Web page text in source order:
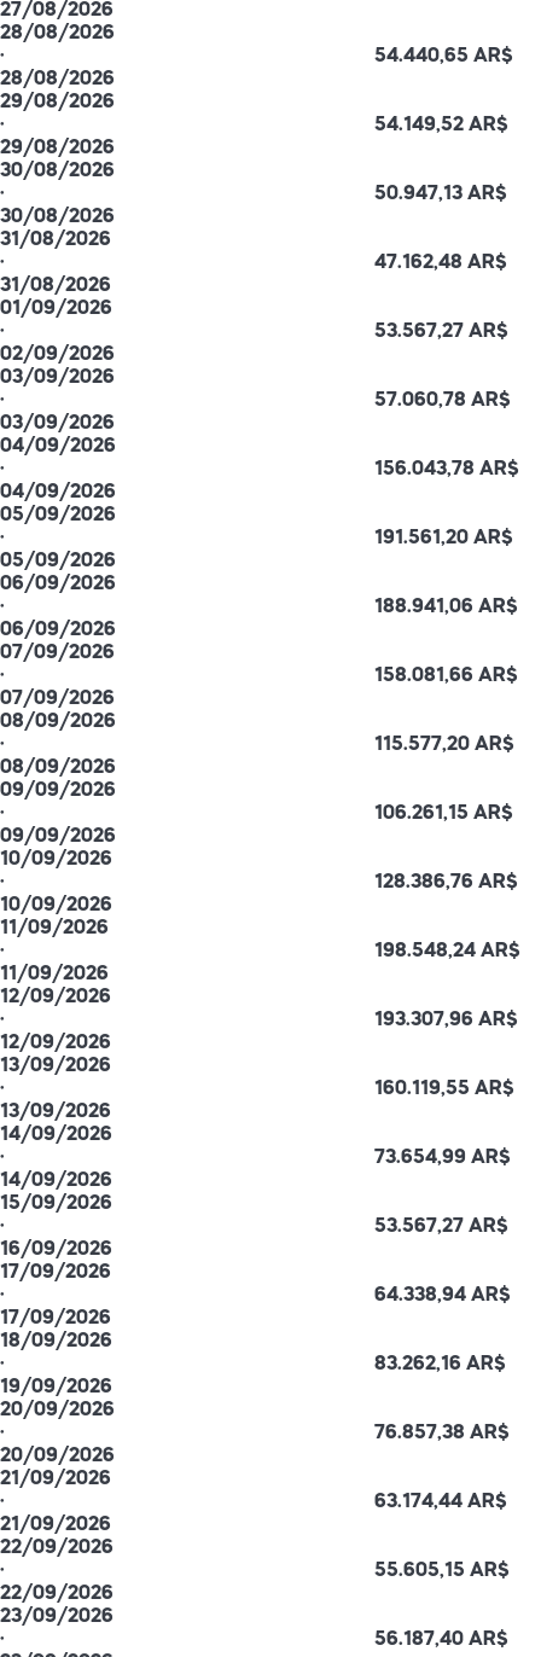
27/08/2026
28/08/2026
·
28/08/2026
54.440,65 AR$
29/08/2026
·
29/08/2026
54.149,52 AR$
30/08/2026
·
30/08/2026
50.947,13 AR$
31/08/2026
·
31/08/2026
47.162,48 AR$
01/09/2026
·
02/09/2026
53.567,27 AR$
03/09/2026
·
03/09/2026
57.060,78 AR$
04/09/2026
·
04/09/2026
156.043,78 AR$
05/09/2026
·
05/09/2026
191.561,20 AR$
06/09/2026
·
06/09/2026
188.941,06 AR$
07/09/2026
·
07/09/2026
158.081,66 AR$
08/09/2026
·
08/09/2026
115.577,20 AR$
09/09/2026
·
09/09/2026
106.261,15 AR$
10/09/2026
·
10/09/2026
128.386,76 AR$
11/09/2026
·
11/09/2026
198.548,24 AR$
12/09/2026
·
12/09/2026
193.307,96 AR$
13/09/2026
·
13/09/2026
160.119,55 AR$
14/09/2026
·
14/09/2026
73.654,99 AR$
15/09/2026
·
16/09/2026
53.567,27 AR$
17/09/2026
·
17/09/2026
64.338,94 AR$
18/09/2026
·
19/09/2026
83.262,16 AR$
20/09/2026
·
20/09/2026
76.857,38 AR$
21/09/2026
·
21/09/2026
63.174,44 AR$
22/09/2026
·
22/09/2026
55.605,15 AR$
23/09/2026
·
56.187,40 AR$